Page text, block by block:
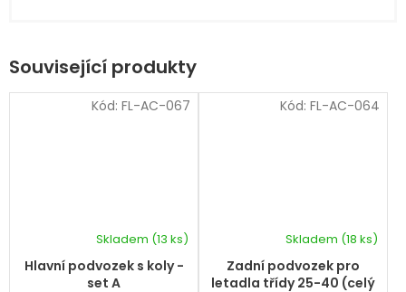
Související produkty
Hlavní podvozek s koly -
set A
Skladem (13 ks)
Kód: FL-AC-067
Zadní podvozek pro
letadla třídy 25-40 (celý
Skladem (18 ks)
Kód: FL-AC-064